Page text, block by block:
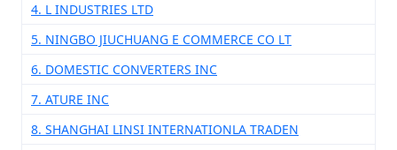
4. L INDUSTRIES LTD
5. NINGBO JIUCHUANG E COMMERCE CO LT
6. DOMESTIC CONVERTERS INC
7. ATURE INC
8. SHANGHAI LINSI INTERNATIONLA TRADEN